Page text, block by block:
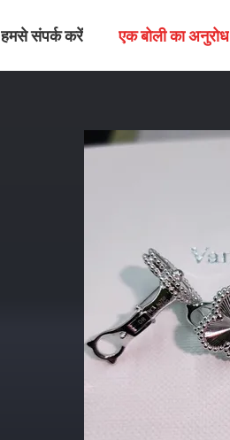
हमसे संपर्क करें एक बोली का अनुरोध